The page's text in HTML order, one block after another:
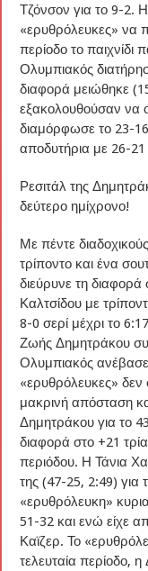
Τζόνσον για το 9-2. Η
«ερυθρόλευκες» να
περίοδο το παιχνίδι
Ολυμπιακός
διαφορά μειώθηκε
εξακολουθούσαν να
διαμόρφωσε το 23-
αποδυτήρια με 26-
Ρεσιτάλ της
δεύτερο ημίχρονο!
Με πέντε
τρίποντο και ένα
διεύρυνε τη
Καλτσίδου με
8-0 σερί μέχρι το
Ζωής Δημητράκου
Ολυμπιακός
«ερυθρόλευκες»
μακρινή απόσταση
Δημητράκου για το
διαφορά στο +21
περιόδου. Η Τάνια
της (47-25, 2:49) για
«ερυθρόλευκη»
51-32 και ενώ είχε
Καϊζερ. Το
τελευταία περίοδο,